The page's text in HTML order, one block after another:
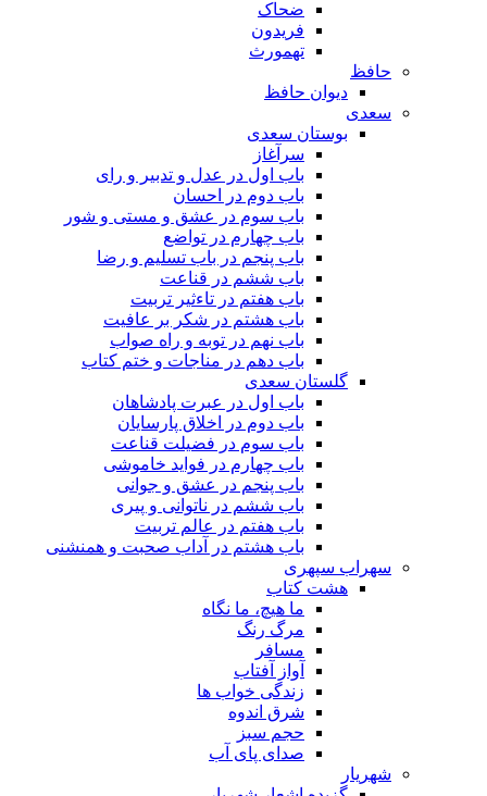
ضحاک
فریدون
تهمورث
حافظ
دیوان حافظ
سعدی
بوستان سعدی
سرآغاز
باب اول در عدل و تدبیر و رای
باب دوم در احسان
باب سوم در عشق و مستی و شور
باب چهارم در تواضع
باب پنجم در باب تسلیم و رضا
باب ششم در قناعت
باب هفتم در تاءثیر تربیت
باب هشتم در شکر بر عافیت
باب نهم در توبه و راه صواب
باب دهم در مناجات و ختم کتاب
گلستان سعدی
باب اول در عبرت پادشاهان
باب دوم در اخلاق پارسایان
باب سوم در فضیلت قناعت
باب چهارم در فواید خاموشى
باب پنجم در عشق و جوانى
باب ششم در ناتوانى و پیرى
باب هفتم در عالم تربیت
باب هشتم در آداب صحبت و همنشنى
سهراب سپهری
هشت کتاب
ما هیچ، ما نگاه
مرگ رنگ
مسافر
آواز آفتاب
زندگی خواب ها
شرق اندوه
حجم سبز
صدای پای آب
شهریار